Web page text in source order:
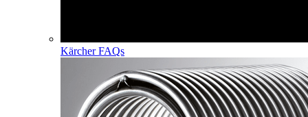
Kärcher FAQs